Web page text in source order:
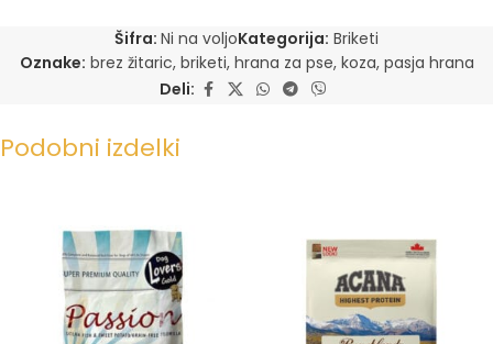
Šifra: Ni na voljoKategorija: Briketi
Oznake: brez žitaric, briketi, hrana za pse, koza, pasja hrana
Deli:
Podobni izdelki